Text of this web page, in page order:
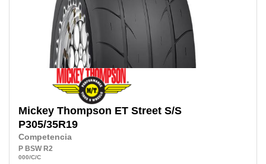
Mickey Thompson ET Street S/S
P305/35R19
Competencia
P BSW R2
000/C/C